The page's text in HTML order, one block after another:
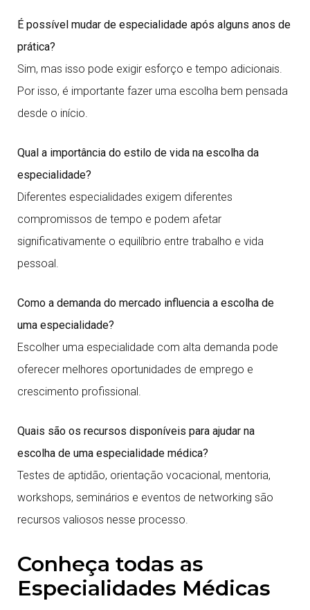
É possível mudar de especialidade após alguns anos de
prática?
Sim, mas isso pode exigir esforço e tempo adicionais.
Por isso, é importante fazer uma escolha bem pensada
desde o início.
Qual a importância do estilo de vida na escolha da
especialidade?
Diferentes especialidades exigem diferentes
compromissos de tempo e podem afetar
significativamente o equilíbrio entre trabalho e vida
pessoal.
Como a demanda do mercado influencia a escolha de
uma especialidade?
Escolher uma especialidade com alta demanda pode
oferecer melhores oportunidades de emprego e
crescimento profissional.
Quais são os recursos disponíveis para ajudar na
escolha de uma especialidade médica?
Testes de aptidão, orientação vocacional, mentoria,
workshops, seminários e eventos de networking são
recursos valiosos nesse processo.
Conheça todas as
Especialidades Médicas